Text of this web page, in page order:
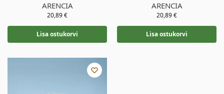
ARENCIA
20,89€
Lisa ostukorvi
ARENCIA
20,89€
Lisa ostukorvi